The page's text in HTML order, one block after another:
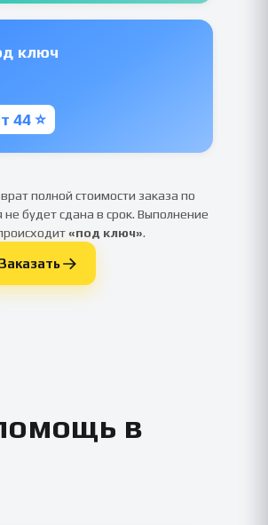
ключ
44 ⭐
полной стоимости заказа по
будет сдана в срок. Выполнение
«под ключ».
Заказать
в